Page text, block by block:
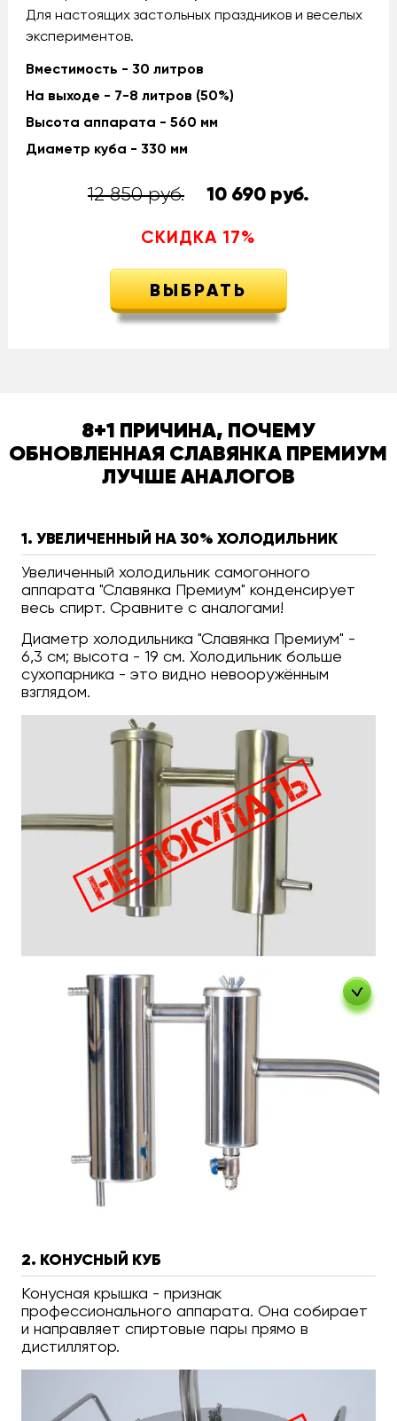
Для настоящих застольных праздников и веселых
экспериментов.
Вместимость - 30 литров
На выходе - 7-8 литров (50%)
Высота аппарата - 560 мм
Диаметр куба - 330 мм
12 850 руб. 10 690руб.
СКИДКА 17%
ВЫБРАТЬ
8+1 ПРИЧИНА, ПОЧЕМУ
ОБНОВЛЕННАЯ СЛАВЯНКА ПРЕМИУМ
ЛУЧШЕ АНАЛОГОВ
1. УВЕЛИЧЕННЫЙ НА 30% ХОЛОДИЛЬНИК
Увеличенный холодильник самогонного
аппарата "Славянка Премиум" конденсирует
весь спирт. Сравните с аналогами!
Диаметр холодильника "Славянка Премиум" -
6,3 см; высота - 19 см. Холодильник больше
сухопарника - это видно невооружённым
взглядом.
2. КОНУСНЫЙ КУБ
Конусная крышка - признак
профессионального аппарата. Она собирает
и направляет спиртовые пары прямо в
дистиллятор.